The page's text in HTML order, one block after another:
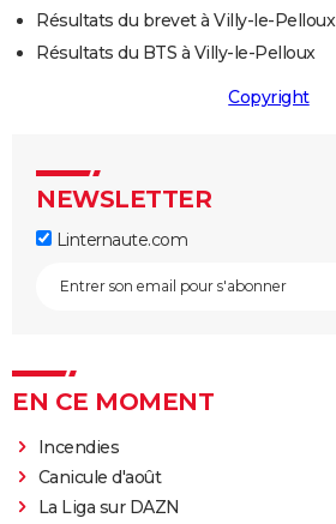
Résultats du brevet à Villy-le-Pelloux
Résultats du BTS à Villy-le-Pelloux
Copyright
NEWSLETTER
Linternaute.com
EN CE MOMENT
Incendies
Canicule d'août
La Liga sur DAZN